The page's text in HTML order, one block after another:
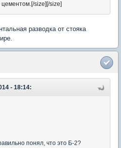
цементом.[/size] [/size]
разводка от стояка
- 18:14:
понял, что это Б-2?